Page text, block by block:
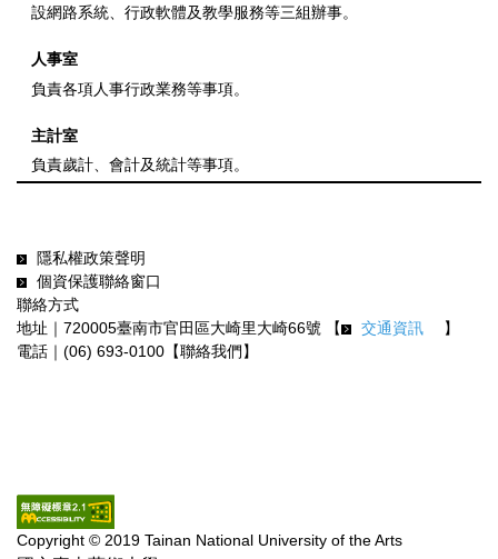
設網路系統、行政軟體及教學服務等三組辦事。
人事室
負責各項人事行政業務等事項。
主計室
負責歲計、會計及統計等事項。
隱私權政策聲明
個資保護聯絡窗口
聯絡方式
地址｜720005臺南市官田區大崎里大崎66號 【
交通資訊
】
電話｜(06) 693-0100【聯絡我們】
Copyright © 2019 Tainan National University of the Arts